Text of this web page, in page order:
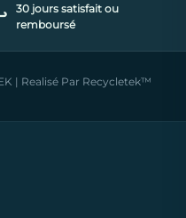
30 jours satisfait ou
remboursé
| Realisé Par Recycletek™